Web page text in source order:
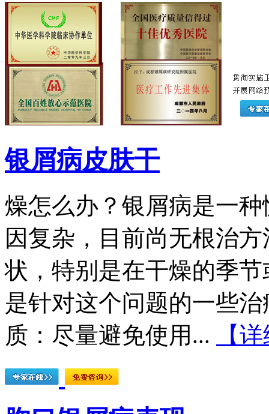
银屑病皮肤干
燥怎么办？银屑病是一
因复杂，目前尚无根治
状，特别是在干燥的季
是针对这个问题的一些
质：尽量避免使用...
【